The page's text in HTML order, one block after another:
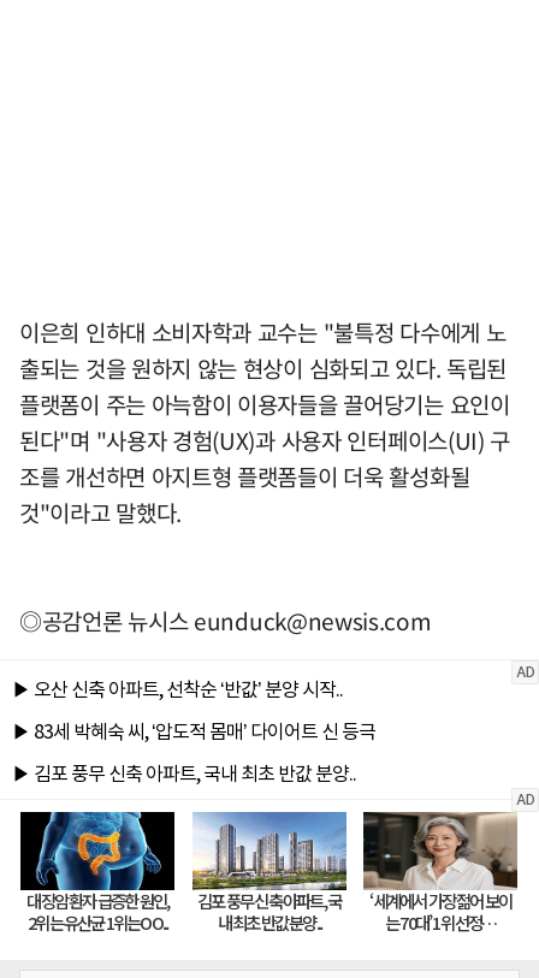
이은희 인하대 소비자학과 교수는 "불특정 다수에게 노
출되는 것을 원하지 않는 현상이 심화되고 있다. 독립된
플랫폼이 주는 아늑함이 이용자들을 끌어당기는 요인이
된다"며 "사용자 경험(UX)과 사용자 인터페이스(UI) 구
조를 개선하면 아지트형 플랫폼들이 더욱 활성화될
것"이라고 말했다.
◎공감언론 뉴시스eunduck@newsis.com